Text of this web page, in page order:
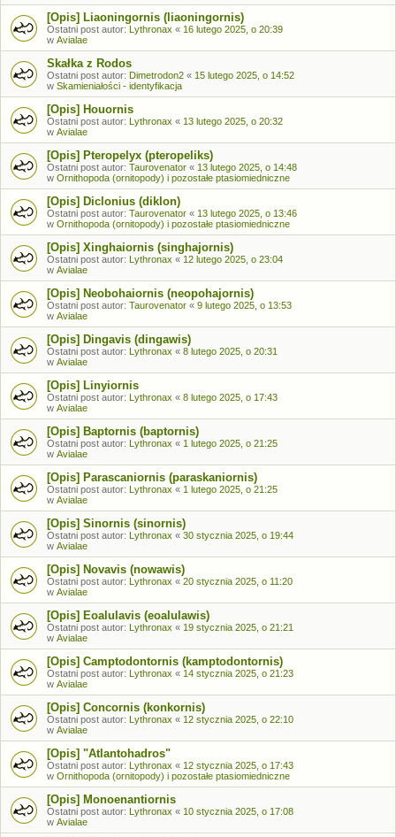
[Opis] Liaoningornis (liaoningornis)
Ostatni post autor: Lythronax « 16 lutego 2025, o 20:39
w Avialae
Skałka z Rodos
Ostatni post autor: Dimetrodon2 « 15 lutego 2025, o 14:52
w Skamieniałości - identyfikacja
[Opis] Houornis
Ostatni post autor: Lythronax « 13 lutego 2025, o 20:32
w Avialae
[Opis] Pteropelyx (pteropeliks)
Ostatni post autor: Taurovenator « 13 lutego 2025, o 14:48
w Ornithopoda (ornitopody) i pozostałe ptasiomiedniczne
[Opis] Diclonius (diklon)
Ostatni post autor: Taurovenator « 13 lutego 2025, o 13:46
w Ornithopoda (ornitopody) i pozostałe ptasiomiedniczne
[Opis] Xinghaiornis (singhajornis)
Ostatni post autor: Lythronax « 12 lutego 2025, o 23:04
w Avialae
[Opis] Neobohaiornis (neopohajornis)
Ostatni post autor: Taurovenator « 9 lutego 2025, o 13:53
w Avialae
[Opis] Dingavis (dingawis)
Ostatni post autor: Lythronax « 8 lutego 2025, o 20:31
w Avialae
[Opis] Linyiornis
Ostatni post autor: Lythronax « 8 lutego 2025, o 17:43
w Avialae
[Opis] Baptornis (baptornis)
Ostatni post autor: Lythronax « 1 lutego 2025, o 21:25
w Avialae
[Opis] Parascaniornis (paraskaniornis)
Ostatni post autor: Lythronax « 1 lutego 2025, o 21:25
w Avialae
[Opis] Sinornis (sinornis)
Ostatni post autor: Lythronax « 30 stycznia 2025, o 19:44
w Avialae
[Opis] Novavis (nowawis)
Ostatni post autor: Lythronax « 20 stycznia 2025, o 11:20
w Avialae
[Opis] Eoalulavis (eoalulawis)
Ostatni post autor: Lythronax « 19 stycznia 2025, o 21:21
w Avialae
[Opis] Camptodontornis (kamptodontornis)
Ostatni post autor: Lythronax « 14 stycznia 2025, o 21:23
w Avialae
[Opis] Concornis (konkornis)
Ostatni post autor: Lythronax « 12 stycznia 2025, o 22:10
w Avialae
[Opis] "Atlantohadros"
Ostatni post autor: Lythronax « 12 stycznia 2025, o 17:43
w Ornithopoda (ornitopody) i pozostałe ptasiomiedniczne
[Opis] Monoenantiornis
Ostatni post autor: Lythronax « 10 stycznia 2025, o 17:08
w Avialae